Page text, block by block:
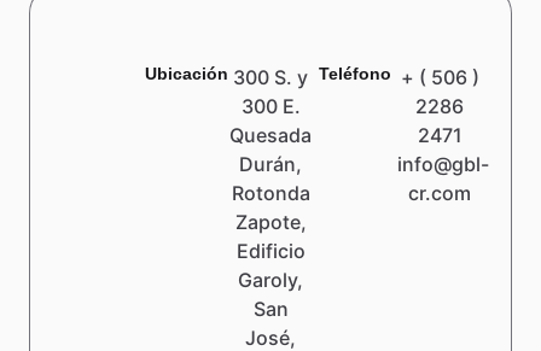
Ubicación 300 S. y
300 E.
Quesada
Durán,
Rotonda
Zapote,
Edificio
Garoly,
San
José,
Teléfono
+ ( 506 )
2286
2471
info@gbl-
cr.com